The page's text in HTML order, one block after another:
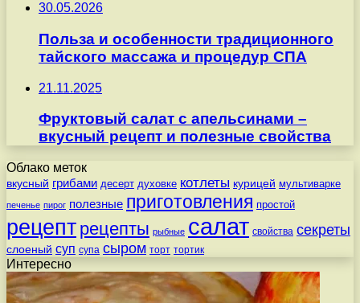
30.05.2026
Польза и особенности традиционного
тайского массажа и процедур СПА
21.11.2025
Фруктовый салат с апельсинами –
вкусный рецепт и полезные свойства
Облако меток
вкусный грибами десерт духовке котлеты курицей мультиварке
печенье пирог полезные приготовления простой
рецепт рецепты рыбные салат свойства секреты
слоеный суп супа сыром торт тортик
Интересно